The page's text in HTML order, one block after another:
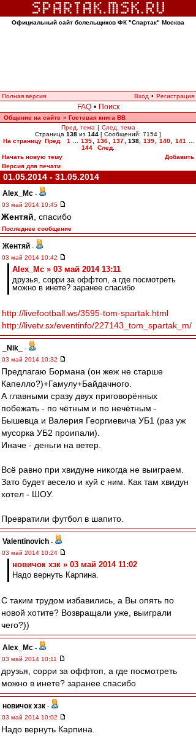
Официальный сайт болельщиков ФК "Спартак" Москва
Полная версия Вход • Регистрация
FAQ • Поиск
Общение на сайте » Гостевая книга ВВ
Пред. тема | След. тема
Страница 138 из 144 [ Сообщений: 7154 ]
На страницу Пред. 1 135 136 137 138, 139 140 141
144
След.
Начать новую тему
Добавить
Версия для печати
01.05.2014 - 31.05.2014
Alex_Mc -
03 май 2014 10:45
Жентяй , спасибо
Последнее сообщение
Жентяй -
03 май 2014 10:42
Alex_Mc » 03 май 2014 13:11
друзья, сорри за оффтоп, а где посмотреть
можно в инете? заранее спасибо
http://livefootball.ws/3595-tom-spartak.html
http://livetv.sx/eventinfo/227143_tom_spartak_m/
_Nik_
-
03 май 2014 10:32
Предлагаю Бормана (он жеж не старше
Капелло?)+Гамулу+Байдачного.
А главными сразу двух приговорённых
побежать - по чётным и по нечётным -
Бышевца и Валерия Георгиевича УБ1 (раз уж
мусорка УБ2 проипали).
Иначе - деньги на ветер.
Всё равно при хвидуне никогда не выиграем.
Зато будет весело и куй с ним. Как там хвидун
хотел - ШОУ.
Превратили футбол в шапито.
Valentinovich -
03 май 2014 10:24
новичок хзк » 03 май 2014 11:02
Надо вернуть Карпина.
С таким трудом избавились, а Вы опять по
новой хотите? Возвращали уже, выиграли
чего?))
Alex_Mc -
03 май 2014 10:11
друзья, сорри за оффтоп, а где посмотреть
можно в инете? заранее спасибо
новичок хзк -
03 май 2014 10:02
Надо вернуть Карпина.